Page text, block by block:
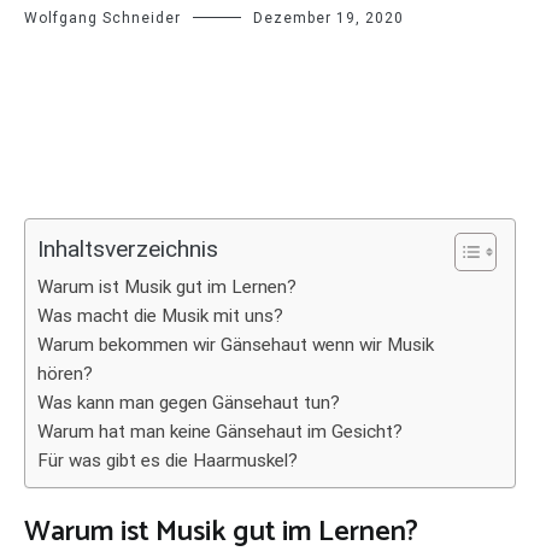
Wolfgang Schneider Dezember 19, 2020
Inhaltsverzeichnis
Warum ist Musik gut im Lernen?
Was macht die Musik mit uns?
Warum bekommen wir Gänsehaut wenn wir Musik
hören?
Was kann man gegen Gänsehaut tun?
Warum hat man keine Gänsehaut im Gesicht?
Für was gibt es die Haarmuskel?
Warum ist Musik gut im Lernen?